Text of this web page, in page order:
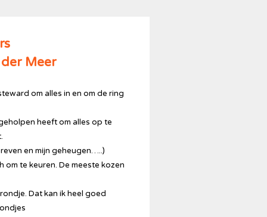
Meer
om alles in en om de ring
heeft om alles op te
en mijn geheugen…..)
om te keuren. De meeste kozen
Dat kan ik heel goed